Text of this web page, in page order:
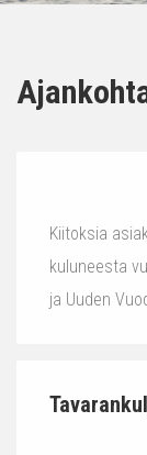
Kiitoksia
kuluneesta
ja Uuden